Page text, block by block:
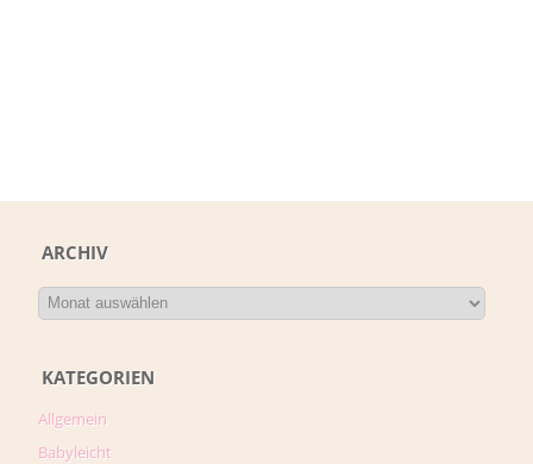
ARCHIV
KATEGORIEN
Allgemein
Babyleicht